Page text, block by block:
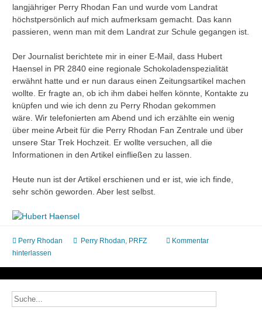
langjähriger Perry Rhodan Fan und wurde vom Landrat
höchstpersönlich auf mich aufmerksam gemacht. Das kann
passieren, wenn man mit dem Landrat zur Schule gegangen ist.
Der Journalist berichtete mir in einer E-Mail, dass Hubert
Haensel in PR 2840 eine regionale Schokoladenspezialität
erwähnt hatte und er nun daraus einen Zeitungsartikel machen
wollte. Er fragte an, ob ich ihm dabei helfen könnte, Kontakte zu
knüpfen und wie ich denn zu Perry Rhodan gekommen
wäre. Wir telefonierten am Abend und ich erzählte ein wenig
über meine Arbeit für die Perry Rhodan Fan Zentrale und über
unsere Star Trek Hochzeit. Er wollte versuchen, all die
Informationen in den Artikel einfließen zu lassen.
Heute nun ist der Artikel erschienen und er ist, wie ich finde,
sehr schön geworden. Aber lest selbst.
Perry Rhodan Perry Rhodan, PRFZ
Kommentar
hinterlassen